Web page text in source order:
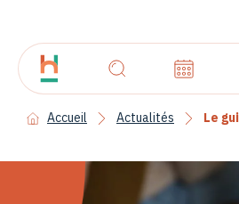
Accueil Actualités